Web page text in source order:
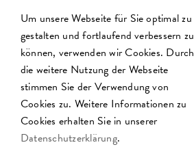
Inhalt
springen
Um unsere Webseite für Sie optimal zu
gestalten und fortlaufend verbessern zu
können, verwenden wir Cookies. Durch
die weitere Nutzung der Webseite
stimmen Sie der Verwendung von
Cookies zu. Weitere Informationen zu
Cookies erhalten Sie in unserer
Datenschutzerklärung.